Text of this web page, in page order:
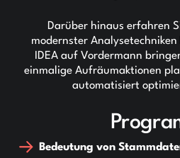
Darüber hinaus erfahren
modernster
IDEA auf Vordermann
einmalige Aufräumaktionen
automatisiert
Bedeutung von